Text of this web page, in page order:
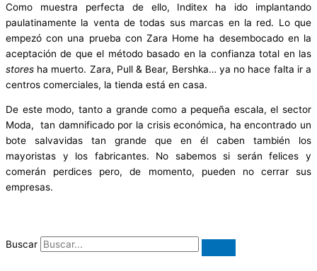
Como muestra perfecta de ello, Inditex ha ido implantando
paulatinamente la venta de todas sus marcas en la red. Lo que
empezó con una prueba con Zara Home ha desembocado en la
aceptación de que el método basado en la confianza total en las
stores ha muerto. Zara, Pull & Bear, Bershka… ya no hace falta ir a
centros comerciales, la tienda está en casa.
De este modo, tanto a grande como a pequeña escala, el sector
Moda, tan damnificado por la crisis económica, ha encontrado un
bote salvavidas tan grande que en él caben también los
mayoristas y los fabricantes. No sabemos si serán felices y
comerán perdices pero, de momento, pueden no cerrar sus
empresas.
Buscar